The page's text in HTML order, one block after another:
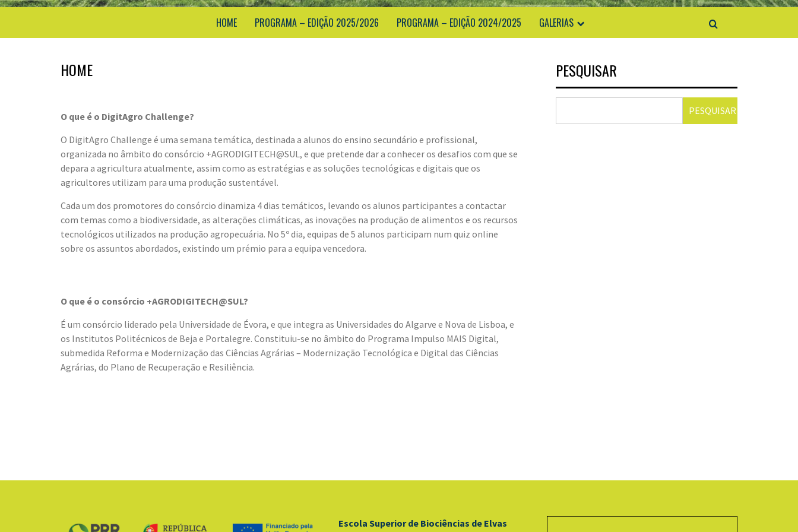
HOME PROGRAMA – EDIÇÃO 2025/2026 PROGRAMA – EDIÇÃO 2024/2025 GALERIAS
HOME
O que é o DigitAgro Challenge?
O DigitAgro Challenge é uma semana temática, destinada a alunos do ensino secundário e profissional,
organizada no âmbito do consórcio +AGRODIGITECH@SUL, e que pretende dar a conhecer os desafios com que se
depara a agricultura atualmente, assim como as estratégias e as soluções tecnológicas e digitais que os
agricultores utilizam para uma produção sustentável.
Cada um dos promotores do consórcio dinamiza 4 dias temáticos, levando os alunos participantes a contactar
com temas como a biodiversidade, as alterações climáticas, as inovações na produção de alimentos e os recursos
tecnológicos utilizados na produção agropecuária. No 5º dia, equipas de 5 alunos participam num quiz online
sobre os assuntos abordados, existindo um prémio para a equipa vencedora.
O que é o consórcio +AGRODIGITECH@SUL?
É um consórcio liderado pela Universidade de Évora, e que integra as Universidades do Algarve e Nova de Lisboa, e
os Institutos Politécnicos de Beja e Portalegre. Constituiu-se no âmbito do Programa Impulso MAIS Digital,
submedida Reforma e Modernização das Ciências Agrárias – Modernização Tecnológica e Digital das Ciências
Agrárias, do Plano de Recuperação e Resiliência.
PESQUISAR
PESQUISAR
Escola Superior de Biociências de Elvas